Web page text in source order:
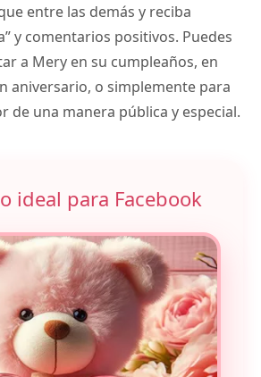
entre las demás y reciba
y comentarios positivos. Puedes
a Mery en su cumpleaños, en
aniversario, o simplemente para
de una manera pública y especial.
ideal para Facebook